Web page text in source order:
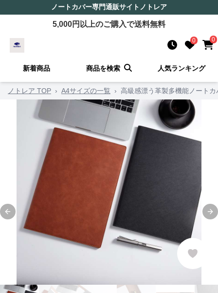
ノートカバー専門通販サイト ノトレア
5,000円以上のご購入で送料無料
0 0
新着商品 商品を検索 人気ランキング
ノトレア TOP › A4サイズの一覧 › 高級感漂う革製多機能ノートカ
Previous slide